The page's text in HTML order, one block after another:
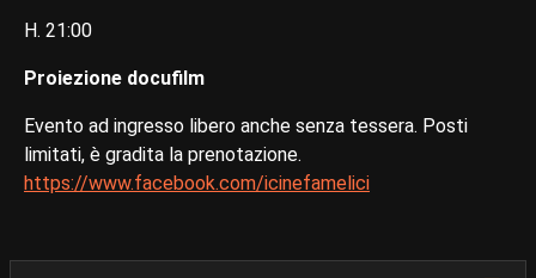
H. 21:00
Proiezione docufilm
Evento ad ingresso libero anche senza tessera. Posti
limitati, è gradita la prenotazione.
https://www.facebook.com/icinefamelici